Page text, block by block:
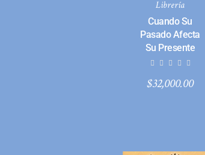
Librería
Cuando Su
Pasado Afecta
Su Presente
$32,000.00